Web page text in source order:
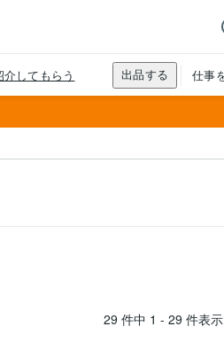
29 件中 1 - 29 件表示